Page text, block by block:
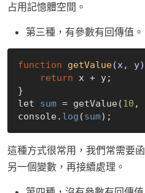
占用記憶體空間。
第三種，有參數有回傳值。
function getValue(x, y)
return x + y;
}
let sum = getValue(10 ,
console. log (sum
這種方式很常用，我們常需要
另一個變數，再接續處理。